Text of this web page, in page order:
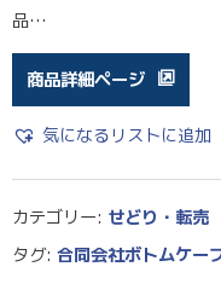
品…
商品詳細ページ
気になるリストに追加
カテゴリー: せどり・転売
タグ: 合同会社ボトムケー